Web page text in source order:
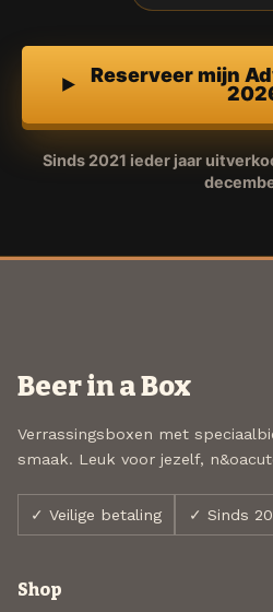
Reserveer mijn
Sinds 2021 ieder jaar
Beer in a Box
Verrassingsboxen met
smaak. Leuk voor jezelf,
✓ Veilige betaling ✓ Sinds
Shop